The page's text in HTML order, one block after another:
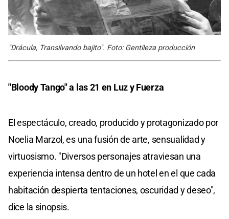
"Drácula, Transilvando bajito". Foto: Gentileza producción
"Bloody Tango" a las 21 en Luz y Fuerza
El espectáculo, creado, producido y protagonizado por
Noelia Marzol, es una fusión de arte, sensualidad y
virtuosismo. "Diversos personajes atraviesan una
experiencia intensa dentro de un hotel en el que cada
habitación despierta tentaciones, oscuridad y deseo",
dice la sinopsis.